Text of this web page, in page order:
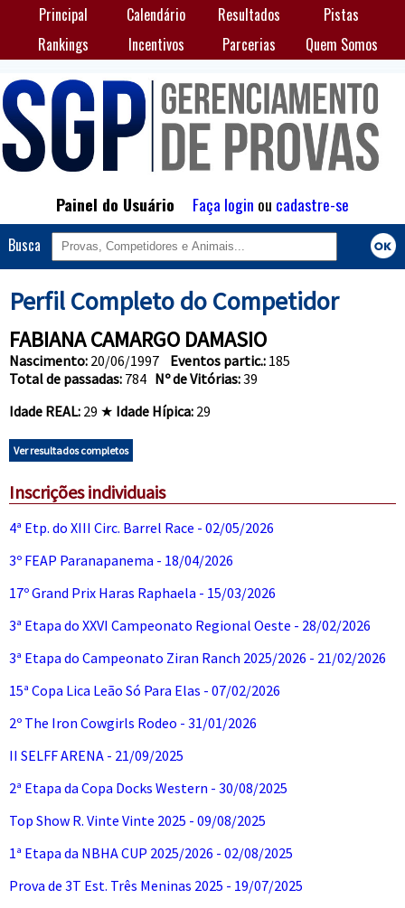
Principal Calendário Resultados
Pistas
Rankings
Incentivos Parcerias Quem Somos
Painel do Usuário Faça login ou cadastre-se
Busca
Perfil Completo do Competidor
FABIANA CAMARGO DAMASIO
Nascimento: 20/06/1997 Eventos partic.: 185
Total de passadas: 784 Nº de Vitórias:39
Idade REAL:29 ★ Idade Hípica:29
Ver resultados completos
Inscrições individuais
4ª Etp. do XIII Circ. Barrel Race - 02/05/2026
3º FEAP Paranapanema - 18/04/2026
17º Grand Prix Haras Raphaela - 15/03/2026
3ª Etapa do XXVI Campeonato Regional Oeste - 28/02/2026
3ª Etapa do Campeonato Ziran Ranch 2025/2026 - 21/02/2026
15ª Copa Lica Leão Só Para Elas - 07/02/2026
2º The Iron Cowgirls Rodeo - 31/01/2026
II SELFF ARENA - 21/09/2025
2ª Etapa da Copa Docks Western - 30/08/2025
Top Show R. Vinte Vinte 2025 - 09/08/2025
1ª Etapa da NBHA CUP 2025/2026 - 02/08/2025
Prova de 3T Est. Três Meninas 2025 - 19/07/2025